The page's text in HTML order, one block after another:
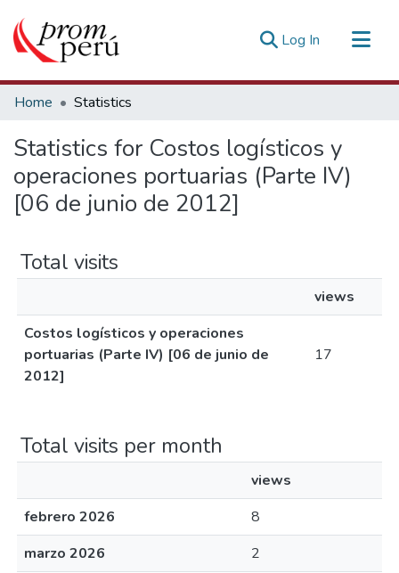
Log In (current)
Communities & Collections
Estadísticas Externas
Home Statistics
Statistics for Costos logísticos y
operaciones portuarias (Parte IV)
[06 de junio de 2012]
Total visits
views
Costos logísticos y operaciones
portuarias (Parte IV) [06 de junio de
2012]
17
Total visits per month
views
febrero 2026
8
marzo 2026
2